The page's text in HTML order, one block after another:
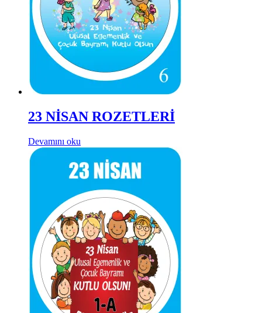
23 NİSAN ROZETLERİ
Devamını oku